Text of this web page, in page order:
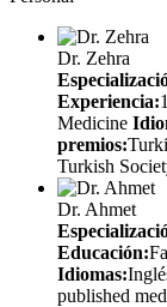
Dr. Zehra
Experiencia:
Medicine
premios:
Turkish
Dr. Ahmet
Educación:
Idiomas:
published